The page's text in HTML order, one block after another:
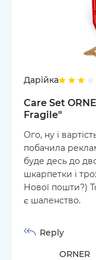
Дарійка
Care Set
Fragile"
Ого, ну і
побачила
буде десь до
шкарпетки і
Нової пошти?)
є шаленство.
Reply
ORNER